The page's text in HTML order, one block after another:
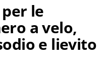
le
a velo,
e lievito